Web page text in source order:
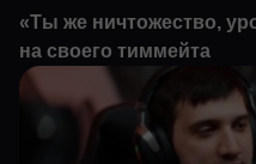
«Ты же ничтожество,
на своего тиммейта